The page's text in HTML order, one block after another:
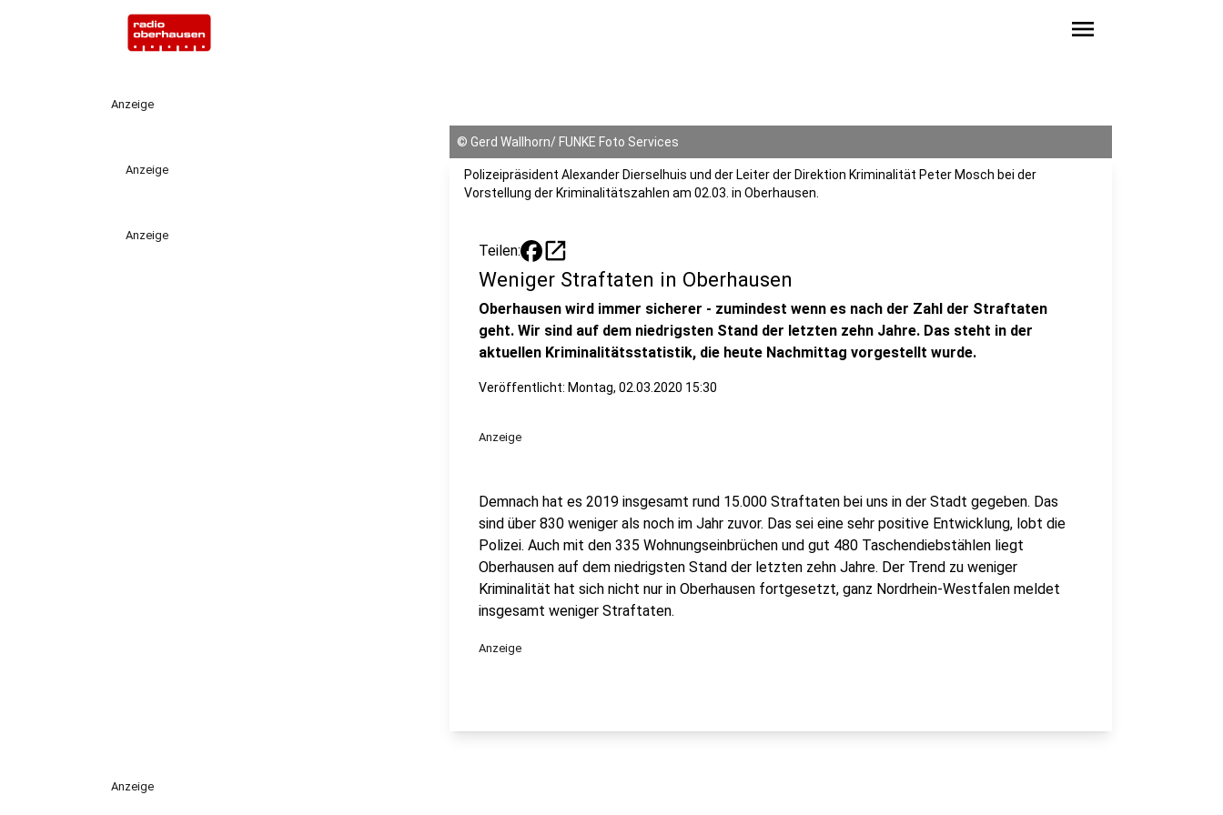
menu
Anzeige
Anzeige
Anzeige
© Gerd Wallhorn/ FUNKE Foto Services
Polizeipräsident Alexander Dierselhuis und der Leiter der Direktion Kriminalität Peter Mosch bei der
Vorstellung der Kriminalitätszahlen am 02.03. in Oberhausen.
Teilen: open_in_new
Weniger Straftaten in Oberhausen
Oberhausen wird immer sicherer - zumindest wenn es nach der Zahl der Straftaten
geht. Wir sind auf dem niedrigsten Stand der letzten zehn Jahre. Das steht in der
aktuellen Kriminalitätsstatistik, die heute Nachmittag vorgestellt wurde.
Veröffentlicht: Montag, 02.03.2020 15:30
Anzeige
Demnach hat es 2019 insgesamt rund 15.000 Straftaten bei uns in der Stadt gegeben. Das
sind über 830 weniger als noch im Jahr zuvor. Das sei eine sehr positive Entwicklung, lobt die
Polizei. Auch mit den 335 Wohnungseinbrüchen und gut 480 Taschendiebstählen liegt
Oberhausen auf dem niedrigsten Stand der letzten zehn Jahre. Der Trend zu weniger
Kriminalität hat sich nicht nur in Oberhausen fortgesetzt, ganz Nordrhein-Westfalen meldet
insgesamt weniger Straftaten.
Anzeige
Anzeige